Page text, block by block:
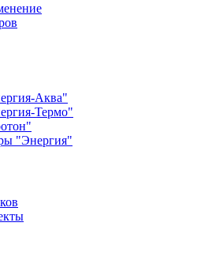
Аква"
Термо"
"Энергия"